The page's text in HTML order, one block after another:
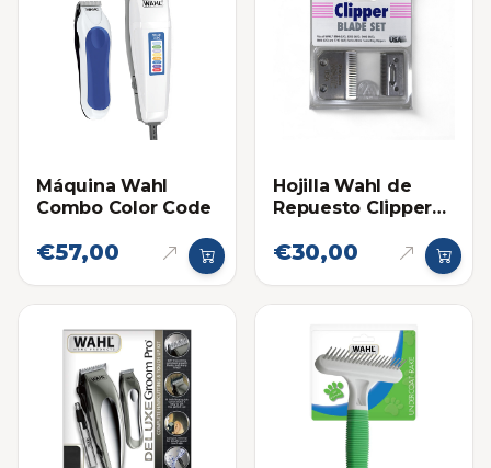
Máquina Wahl
Combo Color Code
€57,00
Hojilla Wahl de
Repuesto Clipper
€30,00